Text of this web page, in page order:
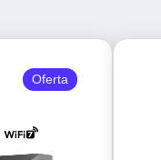
Oferta